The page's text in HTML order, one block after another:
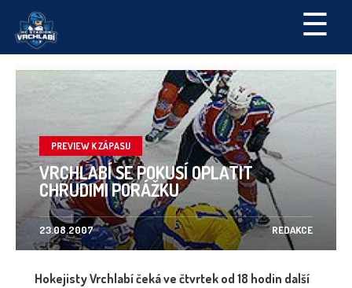
☰
PREVIEW K ZÁPASU
VRCHLABÍ SE POKUSÍ OPLATIT
CHRUDIMI PORÁŽKU
23.08.2007 REDAKCE
Hokejisty Vrchlabí čeká ve čtvrtek od 18 hodin další